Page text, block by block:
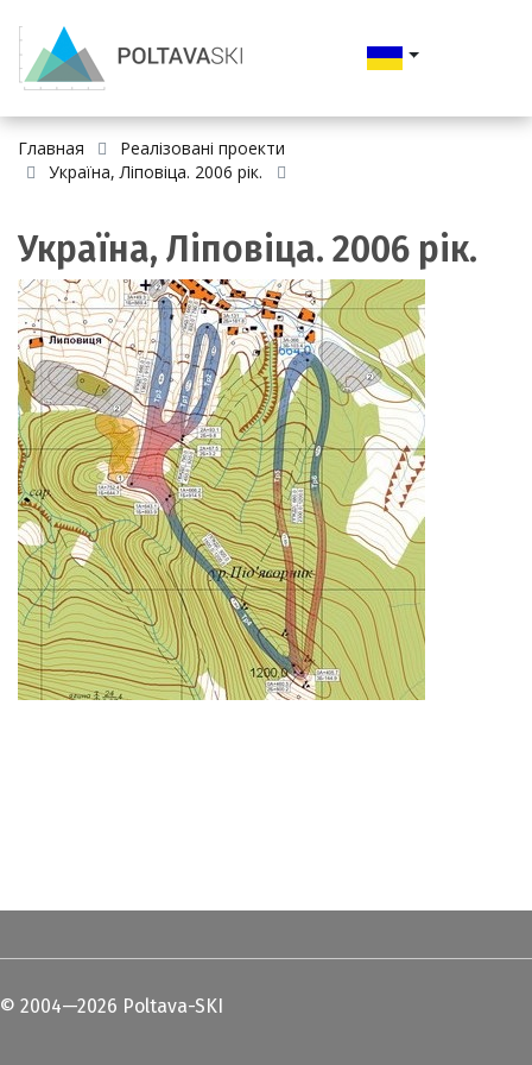
Главная
Реалізовані проекти
Україна, Ліповіца. 2006 рік.
Україна, Ліповіца. 2006 рік.
© 2004—2026 Poltava-SKI